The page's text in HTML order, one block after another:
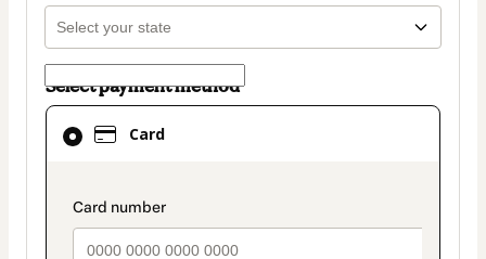
Select payment method
Card
payment_data.section_title_v2
Card
selected
method